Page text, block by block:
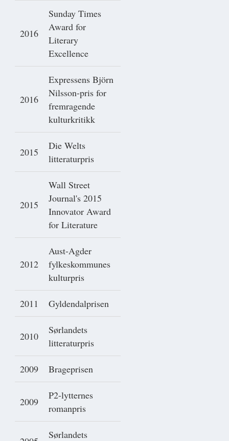
2016
Sunday Times
Award for
Literary
Excellence
2016
Expressens Björn
Nilsson-pris for
fremragende
kulturkritikk
2015
Die Welts
litteraturpris
2015
Wall Street
Journal's 2015
Innovator Award
for Literature
2012
Aust-Agder
fylkeskommunes
kulturpris
2011 Gyldendalprisen
2010
Sørlandets
litteraturpris
2009 Brageprisen
2009
P2-lytternes
romanpris
Sørlandets